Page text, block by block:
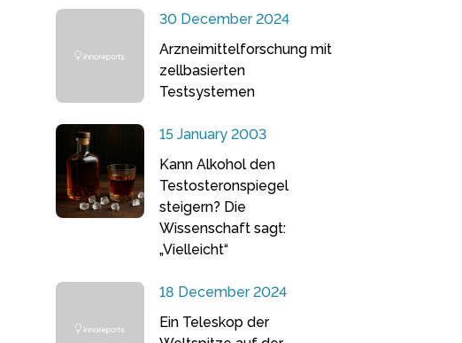
30 December 2024
Arzneimittelforschung mit
zellbasierten
Testsystemen
15 January 2003
Kann Alkohol den
Testosteronspiegel
steigern? Die
Wissenschaft sagt:
„Vielleicht“
18 December 2024
Ein Teleskop der